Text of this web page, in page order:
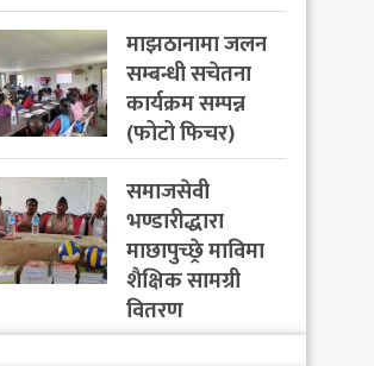
माझठानामा जलन
सम्बन्धी सचेतना
कार्यक्रम सम्पन्न
(फोटो फिचर)
समाजसेवी
भण्डारीद्धारा
माछापुच्छ्रे माविमा
शैक्षिक सामग्री
वितरण